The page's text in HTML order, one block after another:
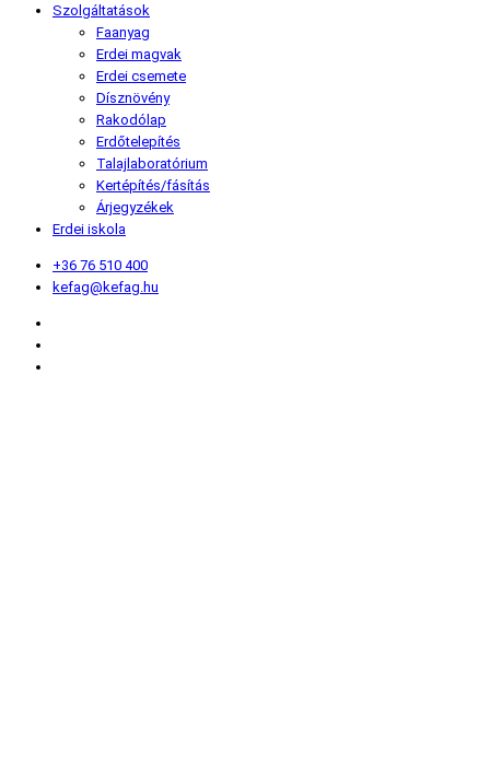
Szolgáltatások
Faanyag
Erdei magvak
Erdei csemete
Dísznövény
Rakodólap
Erdőtelepítés
Talajlaboratórium
Kertépítés/fásítás
Árjegyzékek
Erdei iskola
+36 76 510 400
kefag@kefag.hu